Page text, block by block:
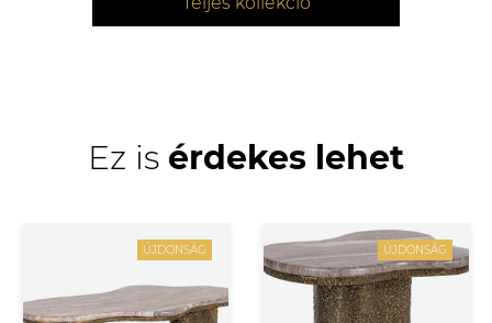
Ez is érdekes lehet
ÚJDONSÁG ÚJDONSÁG